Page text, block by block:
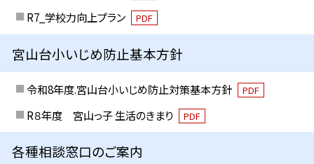
R7_学校力向上プラン PDF
宮山台小いじめ防止基本方針
令和8年度.宮山台小いじめ防止対策基本方針 PDF
R８年度 宮山っ子 生活のきまり PDF
各種相談窓口のご案内